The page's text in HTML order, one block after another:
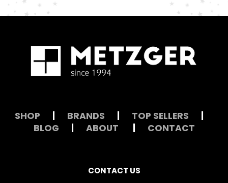
SHOP BRANDS TOP SELLERS
BLOG
ABOUT CONTACT
CONTACT US